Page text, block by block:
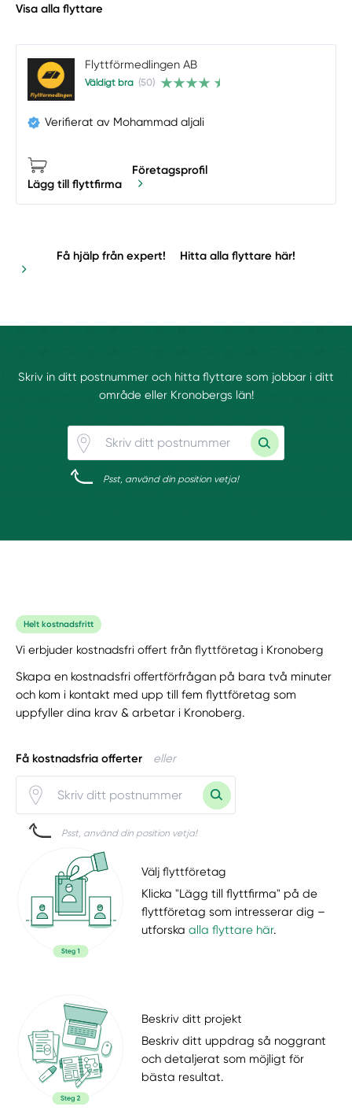
Visa alla flyttare
Flyttförmedlingen AB
Väldigt bra (50)
Verifierat av Mohammad aljali
Lägg till flyttfirma
Företagsprofil
Få hjälp från expert! Hitta alla flyttare här!
Skriv in ditt postnummer och hitta flyttare som jobbar i ditt
område eller Kronobergs län!
Psst, använd din position vetja!
Helt kostnadsfritt
Vi erbjuder kostnadsfri offert från flyttföretag i Kronoberg
Skapa en kostnadsfri offertförfrågan på bara två minuter
och kom i kontakt med upp till fem flyttföretag som
uppfyller dina krav & arbetar i Kronoberg.
Få kostnadsfria offerter eller
Psst, använd din position vetja!
Välj flyttföretag
Klicka "Lägg till flyttfirma" på de
flyttföretag som intresserar dig –
utforskaalla flyttare här.
Beskriv ditt projekt
Beskriv ditt uppdrag så noggrant
och detaljerat som möjligt för
bästa resultat.